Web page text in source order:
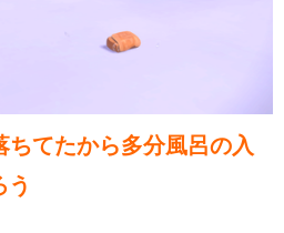
ちてたから多分風呂の入
う